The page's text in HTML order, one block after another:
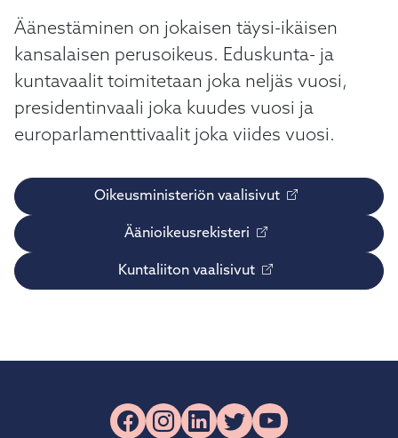
ja
pyyhkäisyliikkeitä.
Äänestäminen on jokaisen täysi-ikäisen
kansalaisen perusoikeus. Eduskunta- ja
kuntavaalit toimitetaan joka neljäs vuosi,
presidentinvaali joka kuudes vuosi ja
europarlamenttivaalit joka viides vuosi.
Oikeusministeriön vaalisivut
Äänioikeusrekisteri
Kuntaliiton vaalisivut
Facebook
Instagram
LinkedIn
X YouTube